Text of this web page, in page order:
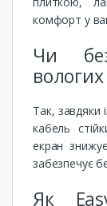
комфорт у
Чи
Так, завдяки
кабель
екран
забезпечує
Як